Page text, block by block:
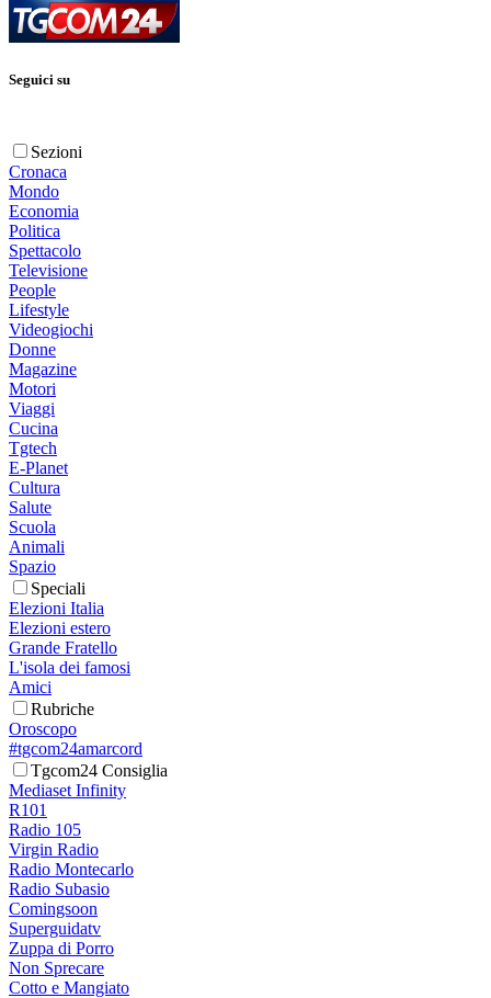
Seguici su
Sezioni
Cronaca
Mondo
Economia
Politica
Spettacolo
Televisione
People
Lifestyle
Videogiochi
Donne
Magazine
Motori
Viaggi
Cucina
Tgtech
E-Planet
Cultura
Salute
Scuola
Animali
Spazio
Speciali
Elezioni Italia
Elezioni estero
Grande Fratello
L'isola dei famosi
Amici
Rubriche
Oroscopo
#tgcom24amarcord
Tgcom24 Consiglia
Mediaset Infinity
R101
Radio 105
Virgin Radio
Radio Montecarlo
Radio Subasio
Comingsoon
Superguidatv
Zuppa di Porro
Non Sprecare
Cotto e Mangiato